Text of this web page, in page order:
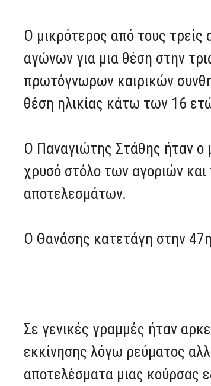
Ο μικρότερος από τους
αγώνων για μια θέση στην
πρωτόγνωρων καιρικών
θέση ηλικίας κάτω των 16
Ο Παναγιώτης Στάθης ήταν ο
χρυσό στόλο των αγοριών
αποτελεσμάτων.
Ο Θανάσης κατετάγη στην
Σε γενικές γραμμές ήταν
εκκίνησης λόγω ρεύματος
αποτελέσματα μιας κούρσας